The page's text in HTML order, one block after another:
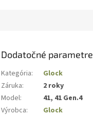
Dodatočné parametre
Kategória:
Glock
Záruka:
2 roky
Model:
41, 41 Gen.4
Výrobca: Glock